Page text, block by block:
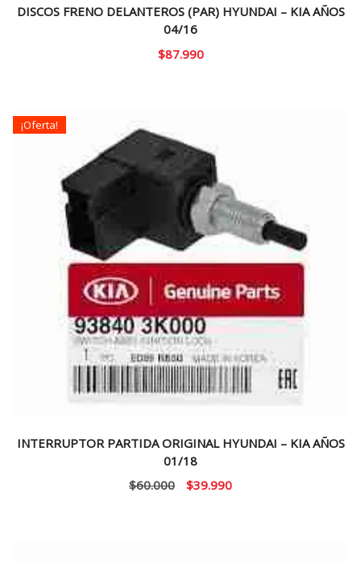
DISCOS FRENO DELANTEROS (PAR) HYUNDAI – KIA AÑOS
04/16
$87.990
¡Oferta!
INTERRUPTOR PARTIDA ORIGINAL HYUNDAI – KIA AÑOS
01/18
$60.000
El
$39.990El